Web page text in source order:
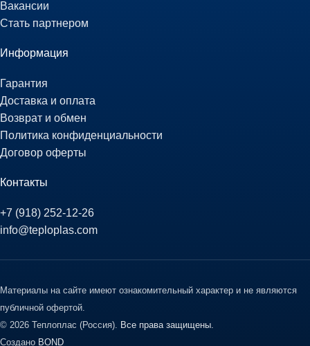
Вакансии
Стать партнером
Информация
Гарантия
Доставка и оплата
Возврат и обмен
Политика конфиденциальности
Договор оферты
Контакты
+7 (918) 252-12-26
info@teploplas.com
Материалы на сайте имеют ознакомительный характер и не являются
публичной офертой.
© 2026 Теплоплас (Россия). Все права защищены.
Создано BOND